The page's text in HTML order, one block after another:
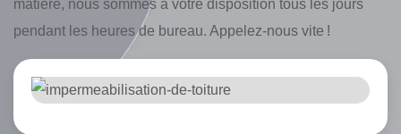
matière, nous sommes à votre disposition tous les jours
pendant les heures de bureau. Appelez-nous vite !